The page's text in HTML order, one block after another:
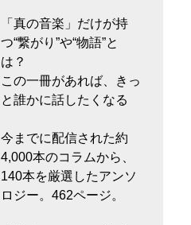
「真の音楽」だけが持
つ“繋がり”や“物語”と
は？
この一冊があれば、きっ
と誰かに話したくなる
今までに配信された約
4,000本のコラムから、
140本を厳選したアンソ
ロジー。462ページ。